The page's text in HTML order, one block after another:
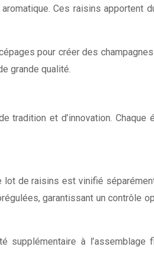
Ces raisins apportent
pour créer des
grande qualité.
et d’innovation.
de raisins est vinifié
garantissant un contrôle
à l’assemblage